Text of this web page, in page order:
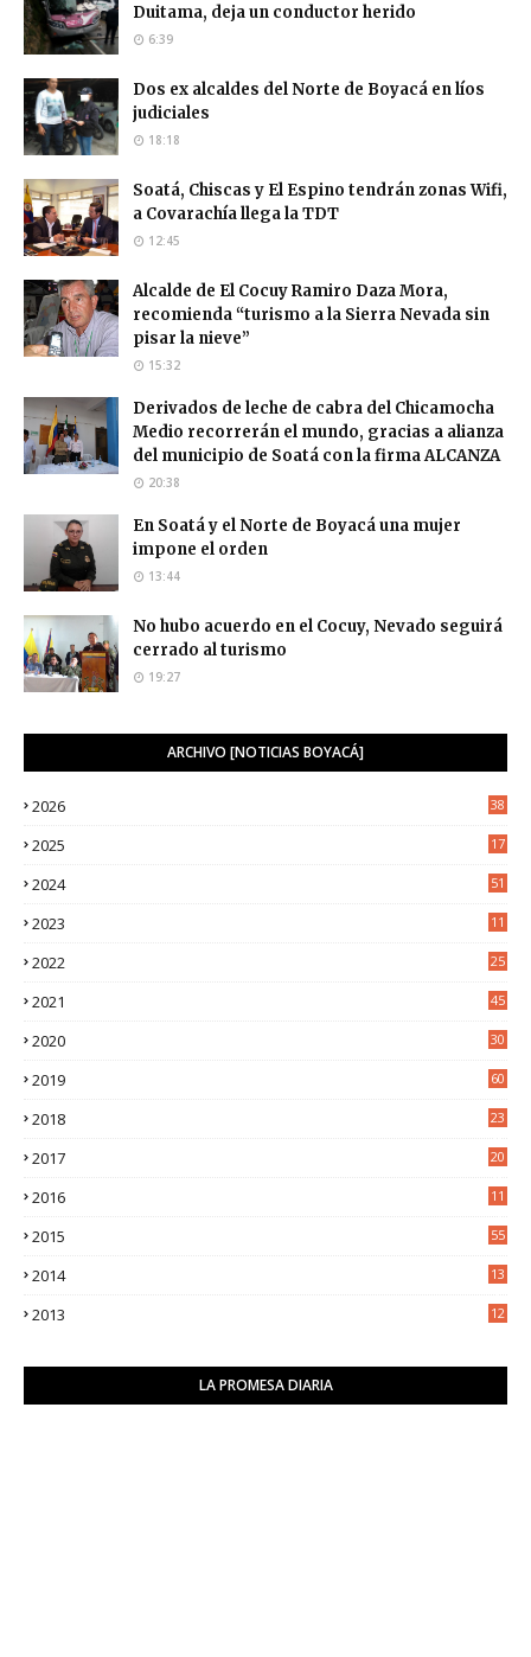
Duitama, deja un conductor herido
6:39
Dos ex alcaldes del Norte de Boyacá en líos
judiciales
18:18
Soatá, Chiscas y El Espino tendrán zonas Wifi,
a Covarachía llega la TDT
12:45
Alcalde de El Cocuy Ramiro Daza Mora,
recomienda “turismo a la Sierra Nevada sin
pisar la nieve”
15:32
Derivados de leche de cabra del Chicamocha
Medio recorrerán el mundo, gracias a alianza
del municipio de Soatá con la firma ALCANZA
20:38
En Soatá y el Norte de Boyacá una mujer
impone el orden
13:44
No hubo acuerdo en el Cocuy, Nevado seguirá
cerrado al turismo
19:27
ARCHIVO [NOTICIAS BOYACÁ]
2026 38
2025
17
2024 51
2023
11
2022
25
2021
45
2020
30
2019 60
2018
23
2017
20
2016
11
2015 55
2014
13
2013
12
LA PROMESA DIARIA